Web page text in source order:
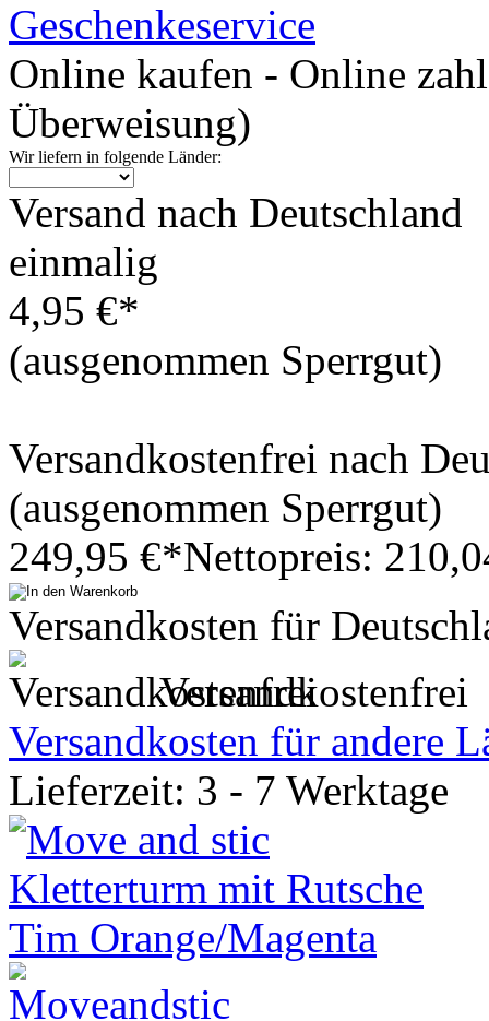
Geschenkeservice
Online kaufen - Online
Überweisung)
Wir liefern in folgende Länder:
Versand nach Deutschland
einmalig
4,95 €*
(ausgenommen Sperrgut)
Versandkostenfrei nach
(ausgenommen Sperrgut)
249,95 €*Nettopreis:
Versandkosten für
Versandkostenfrei
Versandkosten für andere
Lieferzeit: 3 - 7 Werktage